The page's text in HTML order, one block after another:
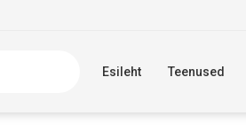
Esileht Teenused